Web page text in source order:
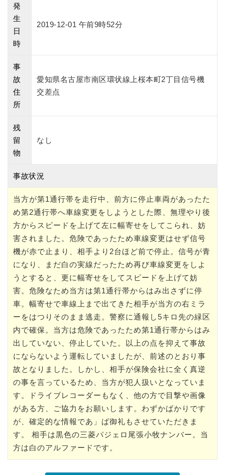
発
生
日
時
2019-12-01 午前9時52分
事
故
住
所
愛知県名古屋市南区環状線上桜本町2丁目信号機
交差点
残
留
物
なし
事故状況
当方が第1通行帯を走行中、前方に停止車両があったた
め第2通行帯へ車線変更をしようとした際、無理やり後
方からスピードを上げて左に幅寄せをしてこられ、妨
害されました。危険であったため車線変更はせず信号
機が赤で止まり、相手より2台ほど前で停止。信号が青
になり、まだ白の実線だったため再び車線変更をしよ
うとすると、更に幅寄せをしてスピードを上げて妨
害。危険なため当方は第1通行帯からはみ出さずに停
車。幅寄せで車線上まで出てきた相手が当方の右ミラ
ーをはつりそのまま逃走。警察に通報し5キロ先の緑区
内で確保。当方は危険であったため第1通行帯からはみ
出していない、停止していた。以上の点を抑えて事故
にならないよう運転していましたが、前述のとおり事
故となりました。しかし、相手が保険会社に全く真逆
の事を言っているため、当方が犯人扱いとなっていま
す。ドライブレコーダーもなく、他の方で目撃や画像
がある方、ご協力をお願いします。わずかばかりです
が、確定的な情報であ」ば御礼もさせていただきま
す。 相手は黒色の三菱パジェロ尾張小牧ナンバー。当
方は白のアルファードです。